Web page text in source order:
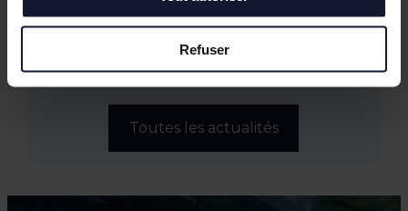
Refuser
Conférence annuelle du Club de
marché tertiaire dans la Métropole
Toutes les actualités